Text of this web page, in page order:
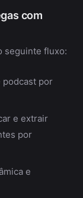
com
seguinte fluxo:
podcast por
e extrair
por
e